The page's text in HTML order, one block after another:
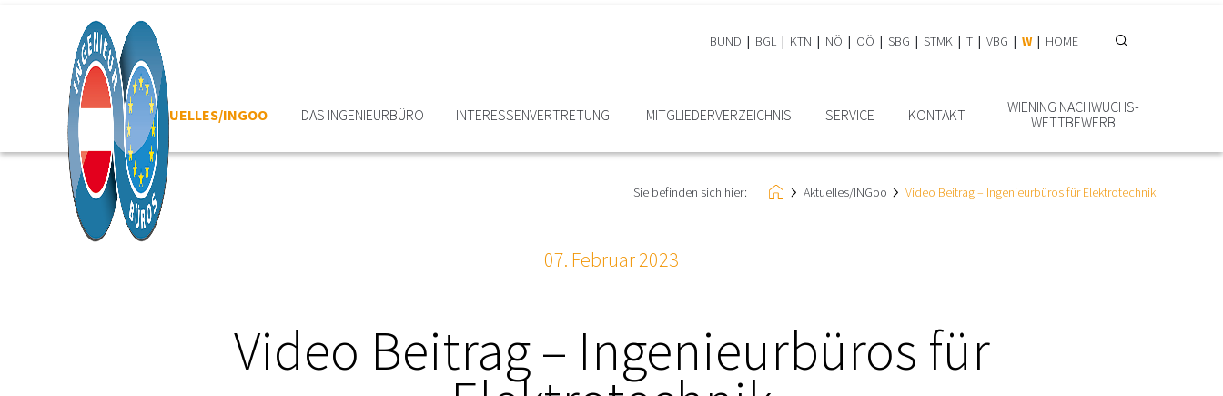
BUND BGL KTN NÖ OÖ SBG STMK T VBG W HOME
HOME AKTUELLES/INGOO DAS INGENIEURBÜRO INTERESSEN­VERTRETUNG MITGLIEDER­VERZEICHNIS SERVICE KONTAKT
WIENING NACHWUCHS­
WETTBEWERB
Sie befinden sich hier: Aktuelles/INGoo Video Beitrag – Ingenieurbüros für Elektrotechnik
07. Februar 2023
Video Beitrag – Ingenieurbüros für